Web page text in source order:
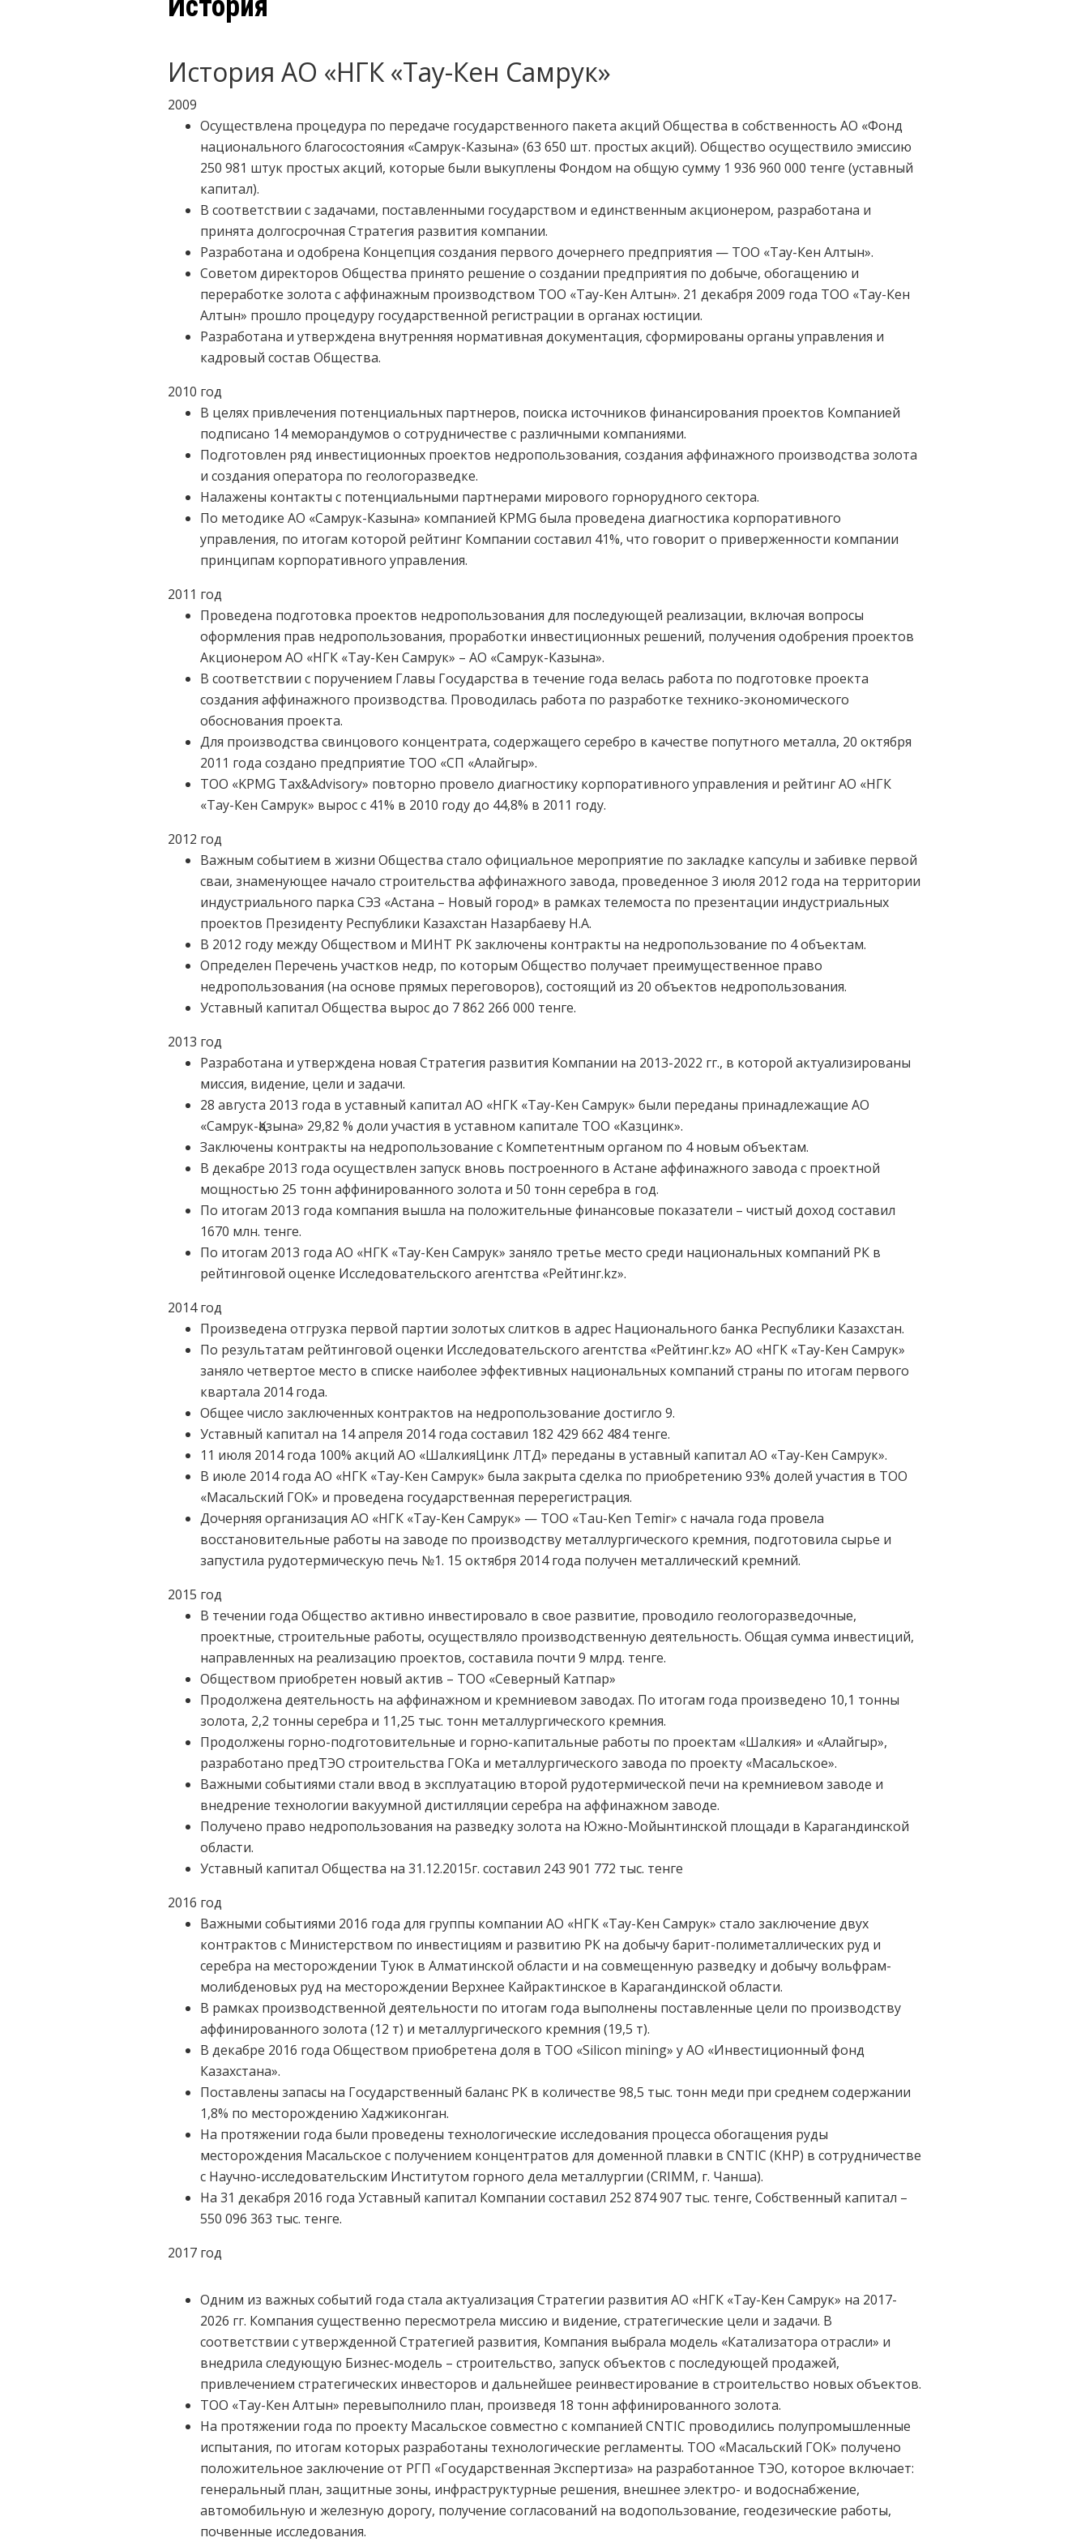
История АО «НГК «Тау-Кен Самрук»
2009
Осуществлена процедура по передаче государственного пакета акций Общества в собственность АО «Фонд
национального благосостояния «Самрук-Казына» (63 650 шт. простых акций). Общество осуществило эмиссию
250 981 штук простых акций, которые были выкуплены Фондом на общую сумму 1 936 960 000 тенге (уставный
капитал).
В соответствии с задачами, поставленными государством и единственным акционером, разработана и
принята долгосрочная Стратегия развития компании.
Разработана и одобрена Концепция создания первого дочернего предприятия — ТОО «Тау-Кен Алтын».
Советом директоров Общества принято решение о создании предприятия по добыче, обогащению и
переработке золота с аффинажным производством ТОО «Тау-Кен Алтын». 21 декабря 2009 года ТОО «Тау-Кен
Алтын» прошло процедуру государственной регистрации в органах юстиции.
Разработана и утверждена внутренняя нормативная документация, сформированы органы управления и
кадровый состав Общества.
2010 год
В целях привлечения потенциальных партнеров, поиска источников финансирования проектов Компанией
подписано 14 меморандумов о сотрудничестве с различными компаниями.
Подготовлен ряд инвестиционных проектов недропользования, создания аффинажного производства золота
и создания оператора по геологоразведке.
Налажены контакты с потенциальными партнерами мирового горнорудного сектора.
По методике АО «Самрук-Казына» компанией KPMG была проведена диагностика корпоративного
управления, по итогам которой рейтинг Компании составил 41%, что говорит о приверженности компании
принципам корпоративного управления.
2011 год
Проведена подготовка проектов недропользования для последующей реализации, включая вопросы
оформления прав недропользования, проработки инвестиционных решений, получения одобрения проектов
Акционером АО «НГК «Тау-Кен Самрук» – АО «Самрук-Казына».
В соответствии с поручением Главы Государства в течение года велась работа по подготовке проекта
создания аффинажного производства. Проводилась работа по разработке технико-экономического
обоснования проекта.
Для производства свинцового концентрата, содержащего серебро в качестве попутного металла, 20 октября
2011 года создано предприятие ТОО «СП «Алайгыр».
ТОО «KPMG Tax&Advisory» повторно провело диагностику корпоративного управления и рейтинг АО «НГК
«Тау-Кен Самрук» вырос с 41% в 2010 году до 44,8% в 2011 году.
2012 год
Важным событием в жизни Общества стало официальное мероприятие по закладке капсулы и забивке первой
сваи, знаменующее начало строительства аффинажного завода, проведенное 3 июля 2012 года на территории
индустриального парка СЭЗ «Астана – Новый город» в рамках телемоста по презентации индустриальных
проектов Президенту Республики Казахстан Назарбаеву Н.А.
В 2012 году между Обществом и МИНТ РК заключены контракты на недропользование по 4 объектам.
Определен Перечень участков недр, по которым Общество получает преимущественное право
недропользования (на основе прямых переговоров), состоящий из 20 объектов недропользования.
Уставный капитал Общества вырос до 7 862 266 000 тенге.
2013 год
Разработана и утверждена новая Стратегия развития Компании на 2013-2022 гг., в которой актуализированы
миссия, видение, цели и задачи.
28 августа 2013 года в уставный капитал АО «НГК «Тау-Кен Самрук» были переданы принадлежащие АО
«Самрук-Қазына» 29,82 % доли участия в уставном капитале ТОО «Казцинк».
Заключены контракты на недропользование с Компетентным органом по 4 новым объектам.
В декабре 2013 года осуществлен запуск вновь построенного в Астане аффинажного завода с проектной
мощностью 25 тонн аффинированного золота и 50 тонн серебра в год.
По итогам 2013 года компания вышла на положительные финансовые показатели – чистый доход составил
1670 млн. тенге.
По итогам 2013 года АО «НГК «Тау-Кен Самрук» заняло третье место среди национальных компаний РК в
рейтинговой оценке Исследовательского агентства «Рейтинг.kz».
2014 год
Произведена отгрузка первой партии золотых слитков в адрес Национального банка Республики Казахстан.
По результатам рейтинговой оценки Исследовательского агентства «Рейтинг.kz» АО «НГК «Тау-Кен Самрук»
заняло четвертое место в списке наиболее эффективных национальных компаний страны по итогам первого
квартала 2014 года.
Общее число заключенных контрактов на недропользование достигло 9.
Уставный капитал на 14 апреля 2014 года составил 182 429 662 484 тенге.
11 июля 2014 года 100% акций АО «ШалкияЦинк ЛТД» переданы в уставный капитал АО «Тау-Кен Самрук».
В июле 2014 года АО «НГК «Тау-Кен Самрук» была закрыта сделка по приобретению 93% долей участия в ТОО
«Масальский ГОК» и проведена государственная перерегистрация.
Дочерняя организация АО «НГК «Тау-Кен Самрук» — ТОО «Tau-Ken Temir» с начала года провела
восстановительные работы на заводе по производству металлургического кремния, подготовила сырье и
запустила рудотермическую печь №1. 15 октября 2014 года получен металлический кремний.
2015 год
В течении года Общество активно инвестировало в свое развитие, проводило геологоразведочные,
проектные, строительные работы, осуществляло производственную деятельность. Общая сумма инвестиций,
направленных на реализацию проектов, составила почти 9 млрд. тенге.
Обществом приобретен новый актив – ТОО «Северный Катпар»
Продолжена деятельность на аффинажном и кремниевом заводах. По итогам года произведено 10,1 тонны
золота, 2,2 тонны серебра и 11,25 тыс. тонн металлургического кремния.
Продолжены горно-подготовительные и горно-капитальные работы по проектам «Шалкия» и «Алайгыр»,
разработано предТЭО строительства ГОКа и металлургического завода по проекту «Масальское».
Важными событиями стали ввод в эксплуатацию второй рудотермической печи на кремниевом заводе и
внедрение технологии вакуумной дистилляции серебра на аффинажном заводе.
Получено право недропользования на разведку золота на Южно-Мойынтинской площади в Карагандинской
области.
Уставный капитал Общества на 31.12.2015г. составил 243 901 772 тыс. тенге
2016 год
Важными событиями 2016 года для группы компании АО «НГК «Тау-Кен Самрук» стало заключение двух
контрактов с Министерством по инвестициям и развитию РК на добычу барит-полиметаллических руд и
серебра на месторождении Туюк в Алматинской области и на совмещенную разведку и добычу вольфрам-
молибденовых руд на месторождении Верхнее Кайрактинское в Карагандинской области.
В рамках производственной деятельности по итогам года выполнены поставленные цели по производству
аффинированного золота (12 т) и металлургического кремния (19,5 т).
В декабре 2016 года Обществом приобретена доля в ТОО «Silicon mining» у АО «Инвестиционный фонд
Казахстана».
Поставлены запасы на Государственный баланс РК в количестве 98,5 тыс. тонн меди при среднем содержании
1,8% по месторождению Хаджиконган.
На протяжении года были проведены технологические исследования процесса обогащения руды
месторождения Масальское с получением концентратов для доменной плавки в CNTIC (КНР) в сотрудничестве
с Научно-исследовательским Институтом горного дела металлургии (CRIMM, г. Чанша).
На 31 декабря 2016 года Уставный капитал Компании составил 252 874 907 тыс. тенге, Собственный капитал –
550 096 363 тыс. тенге.
2017 год
Одним из важных событий года стала актуализация Стратегии развития АО «НГК «Тау-Кен Самрук» на 2017-
2026 гг. Компания существенно пересмотрела миссию и видение, стратегические цели и задачи. В
соответствии с утвержденной Стратегией развития, Компания выбрала модель «Катализатора отрасли» и
внедрила следующую Бизнес-модель – строительство, запуск объектов с последующей продажей,
привлечением стратегических инвесторов и дальнейшее реинвестирование в строительство новых объектов.
ТОО «Тау-Кен Алтын» перевыполнило план, произведя 18 тонн аффинированного золота.
На протяжении года по проекту Масальское совместно с компанией CNTIC проводились полупромышленные
испытания, по итогам которых разработаны технологические регламенты. ТОО «Масальский ГОК» получено
положительное заключение от РГП «Государственная Экспертиза» на разработанное ТЭО, которое включает:
генеральный план, защитные зоны, инфраструктурные решения, внешнее электро- и водоснабжение,
автомобильную и железную дорогу, получение согласований на водопользование, геодезические работы,
почвенные исследования.